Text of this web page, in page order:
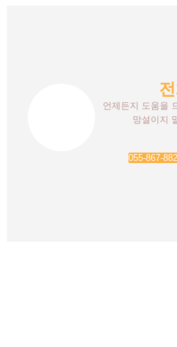
언제든지 도움을
망설이지
055-867-